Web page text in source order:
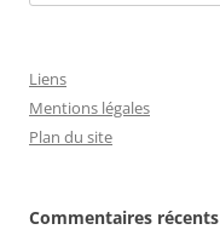
Liens
Mentions légales
Plan du site
Commentaires récents